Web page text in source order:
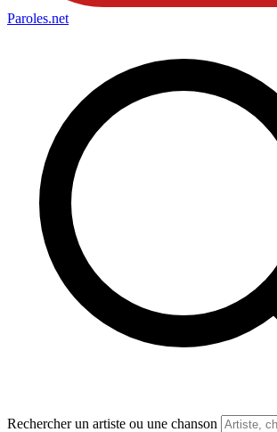
Paroles.net
Rechercher un artiste ou une chanson